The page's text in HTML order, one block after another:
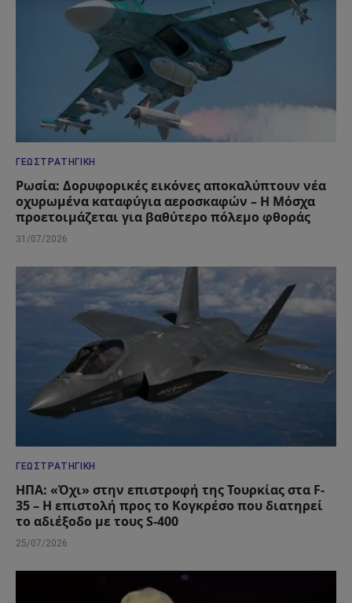
ΓΕΩΣΤΡΑΤΗΓΙΚΉ
Ρωσία: Δορυφορικές εικόνες αποκαλύπτουν νέα
οχυρωμένα καταφύγια αεροσκαφών – Η Μόσχα
προετοιμάζεται για βαθύτερο πόλεμο φθοράς
31/07/2026
ΓΕΩΣΤΡΑΤΗΓΙΚΉ
ΗΠΑ: «Όχι» στην επιστροφή της Τουρκίας στα F-
35 – Η επιστολή προς το Κογκρέσο που διατηρεί
το αδιέξοδο με τους S-400
25/07/2026